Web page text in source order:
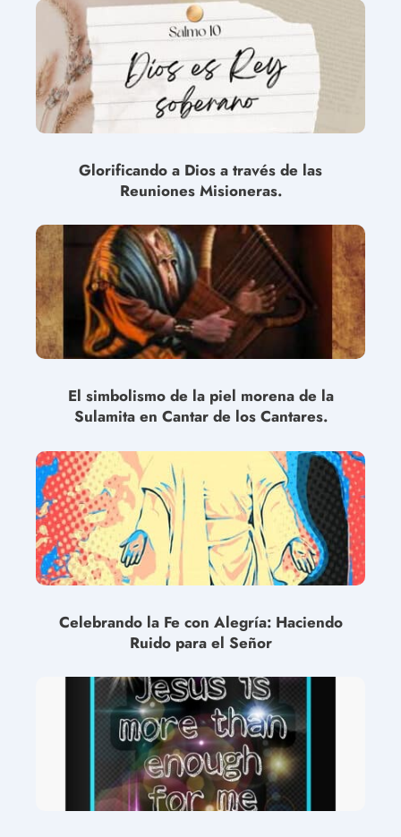
Glorificando a Dios a través de las
Reuniones Misioneras.
El simbolismo de la piel morena de la
Sulamita en Cantar de los Cantares.
Celebrando la Fe con Alegría: Haciendo
Ruido para el Señor